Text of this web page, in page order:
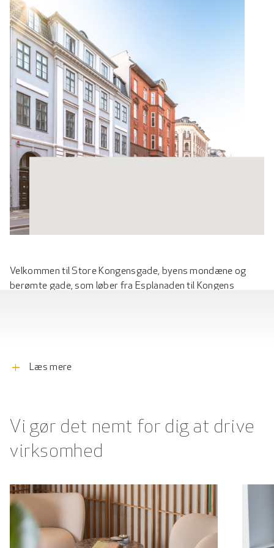
Velkommen til Store Kongensgade, byens mondæne og
berømte gade, som løber fra Esplanaden til Kongens
hverdagen, kunder, samarbejdspartnere og leverandører. Ej
metro fra Marmorkirken og Kongens Nytorv.
add Læs mere
Vi gør det nemt for dig at drive
virksomhed